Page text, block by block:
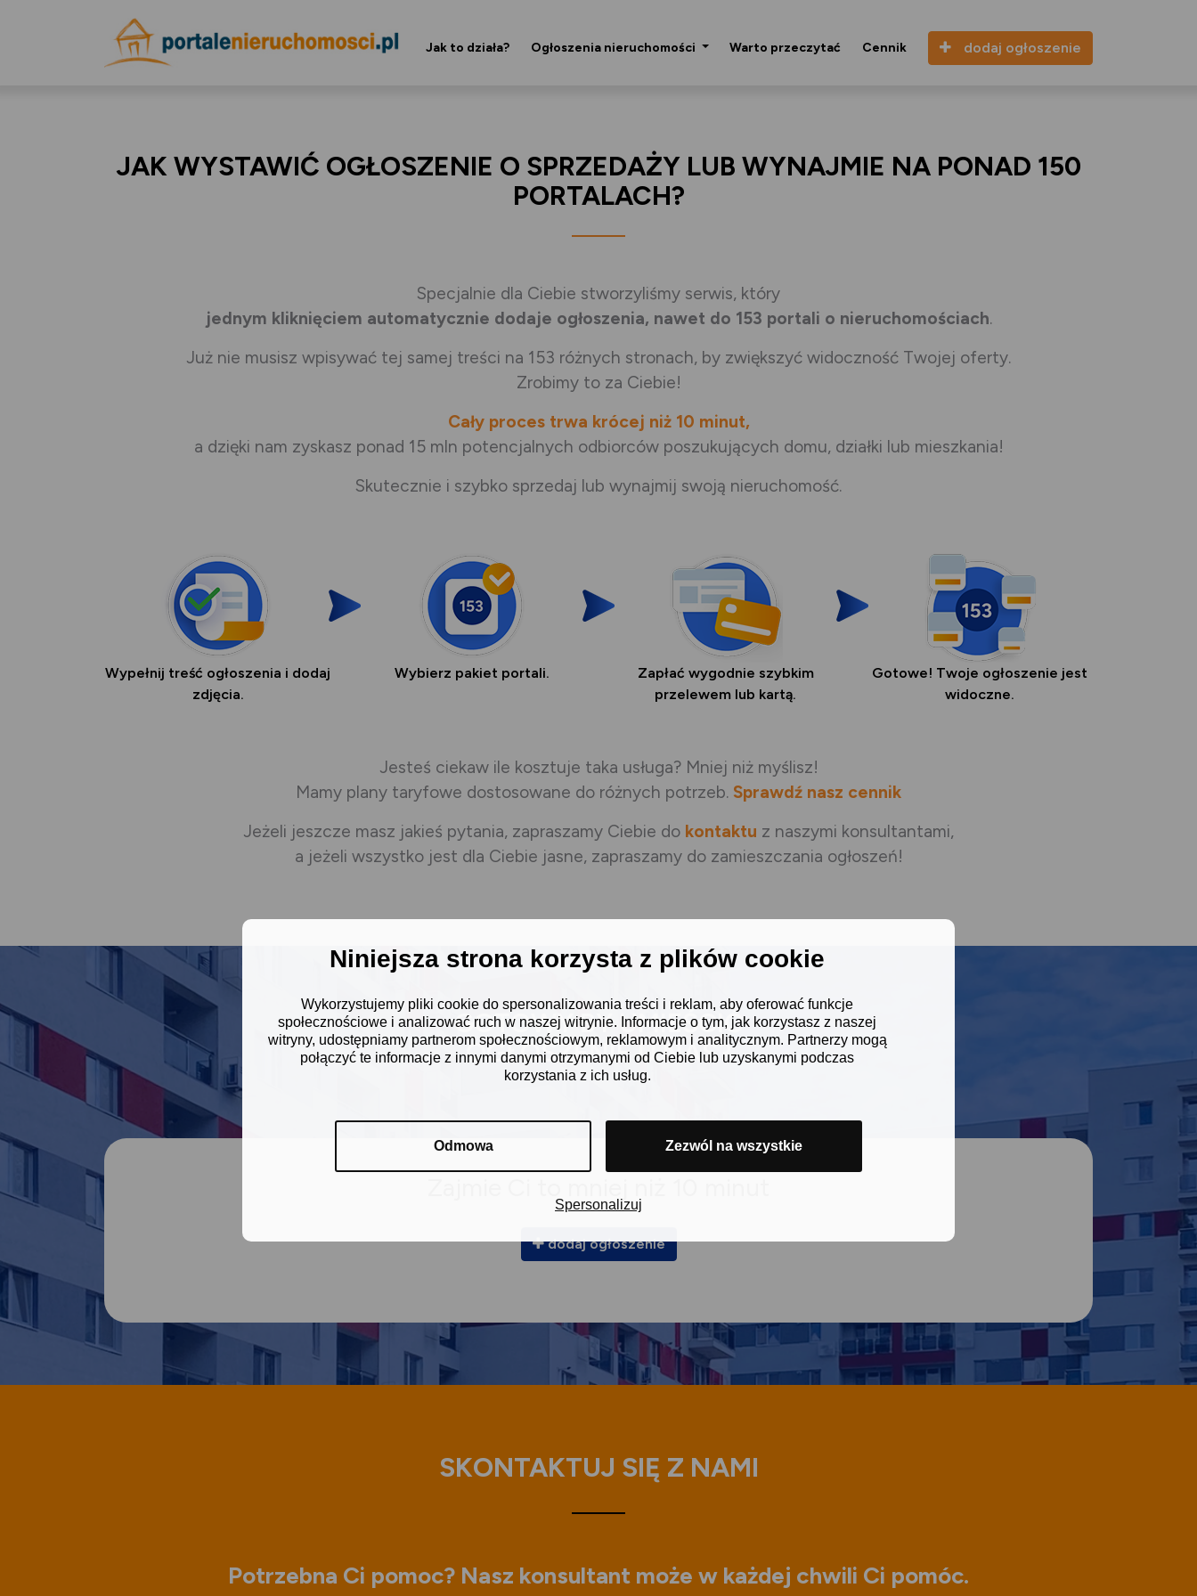
Jak to działa? Ogłoszenia nieruchomości Warto przeczytać Cennik dodaj ogłoszenie
Niniejsza strona korzysta z plików cookie
Wykorzystujemy pliki cookie do spersonalizowania treści i reklam, aby oferować funkcje
społecznościowe i analizować ruch w naszej witrynie. Informacje o tym, jak korzystasz z naszej
witryny, udostępniamy partnerom społecznościowym, reklamowym i analitycznym. Partnerzy mogą
połączyć te informacje z innymi danymi otrzymanymi od Ciebie lub uzyskanymi podczas
korzystania z ich usług.
Odmowa Zezwól na wszystkie
Spersonalizuj
JAK WYSTAWIĆ OGŁOSZENIE O SPRZEDAŻY LUB WYNAJMIE NA PONAD 150
PORTALACH?
Specjalnie dla Ciebie stworzyliśmy serwis, który
jednym kliknięciem automatycznie dodaje ogłoszenia, nawet do 153 portali o nieruchomościach.
Już nie musisz wpisywać tej samej treści na 153 różnych stronach, by zwiększyć widoczność Twojej oferty.
Zrobimy to za Ciebie!
Cały proces trwa krócej niż 10 minut,
a dzięki nam zyskasz ponad 15 mln potencjalnych odbiorców poszukujących domu, działki lub mieszkania!
Skutecznie i szybko sprzedaj lub wynajmij swoją nieruchomość.
Wypełnij treść ogłoszenia i dodaj
zdjęcia.
Wybierz pakiet portali.
Zapłać wygodnie szybkim
przelewem lub kartą.
Gotowe! Twoje ogłoszenie jest
widoczne.
Jesteś ciekaw ile kosztuje taka usługa? Mniej niż myślisz!
Mamy plany taryfowe dostosowane do różnych potrzeb. Sprawdź nasz cennik
Jeżeli jeszcze masz jakieś pytania, zapraszamy Ciebie do kontaktu z naszymi konsultantami,
a jeżeli wszystko jest dla Ciebie jasne, zapraszamy do zamieszczania ogłoszeń!
GOTOWY BY UMIEŚCIĆ
OGŁOSZENIE U NAS?
dodaj ogłoszenie
SKONTAKTUJ SIĘ Z NAMI
Potrzebna Ci pomoc? Nasz konsultant może w każdej chwili Ci pomóc.